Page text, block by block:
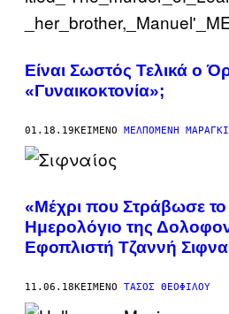
Είναι Σωστός Τελικά ο
«Γυναικοκτονία»;
01.18.19ΚΕΊΜΕΝΟ ΜΕΛΠΟΜΈΝΗ
«Μέχρι που Στράβωσε το
Ημερολόγιο της
Εφοπλιστή Τζαννή
11.06.18ΚΕΊΜΕΝΟ ΤΆΣΟΣ ΘΕΟΦΊΛΟΥ